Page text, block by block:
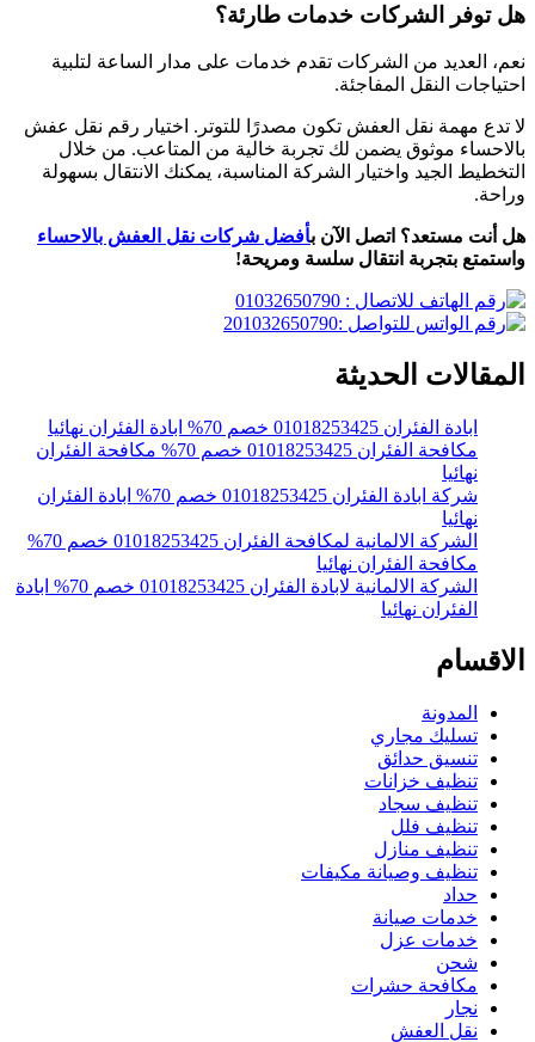
هل توفر الشركات خدمات طارئة؟
نعم، العديد من الشركات تقدم خدمات على مدار الساعة لتلبية
احتياجات النقل المفاجئة.
لا تدع مهمة نقل العفش تكون مصدرًا للتوتر. اختيار رقم نقل عفش
بالاحساء موثوق يضمن لك تجربة خالية من المتاعب. من خلال
التخطيط الجيد واختيار الشركة المناسبة، يمكنك الانتقال بسهولة
وراحة.
هل أنت مستعد؟ اتصل الآن بأفضل شركات نقل العفش بالاحساء
واستمتع بتجربة انتقال سلسة ومريحة!
المقالات الحديثة
ابادة الفئران 01018253425 خصم 70% ابادة الفئران نهائيا
مكافحة الفئران 01018253425 خصم 70% مكافحة الفئران
نهائيا
شركة ابادة الفئران 01018253425 خصم 70% ابادة الفئران
نهائيا
الشركة الالمانية لمكافحة الفئران 01018253425 خصم 70%
مكافحة الفئران نهائيا
الشركة الالمانية لابادة الفئران 01018253425 خصم 70% ابادة
الفئران نهائيا
الاقسام
المدونة
تسليك مجاري
تنسيق حدائق
تنظيف خزانات
تنظيف سجاد
تنظيف فلل
تنظيف منازل
تنظيف وصيانة مكيفات
حداد
خدمات صيانة
خدمات عزل
شحن
مكافحة حشرات
نجار
نقل العفش